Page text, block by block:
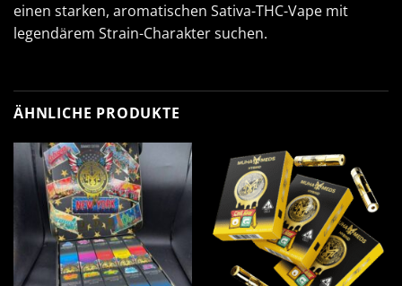
einen starken, aromatischen Sativa-THC-Vape mit
legendärem Strain-Charakter suchen.
ÄHNLICHE PRODUKTE